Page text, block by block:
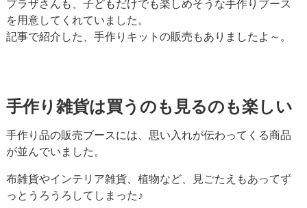
プラザさんも、子どもだけでも楽しめそうな手作りブース
を用意してくれていました。
記事で紹介した、手作りキットの販売もありましたよ～。
手作り雑貨は買うのも見るのも楽しい
手作り品の販売ブースには、思い入れが伝わってくる商品
が並んでいました。
布雑貨やインテリア雑貨、植物など、見ごたえもあってず
っとうろうろしてしまった♪